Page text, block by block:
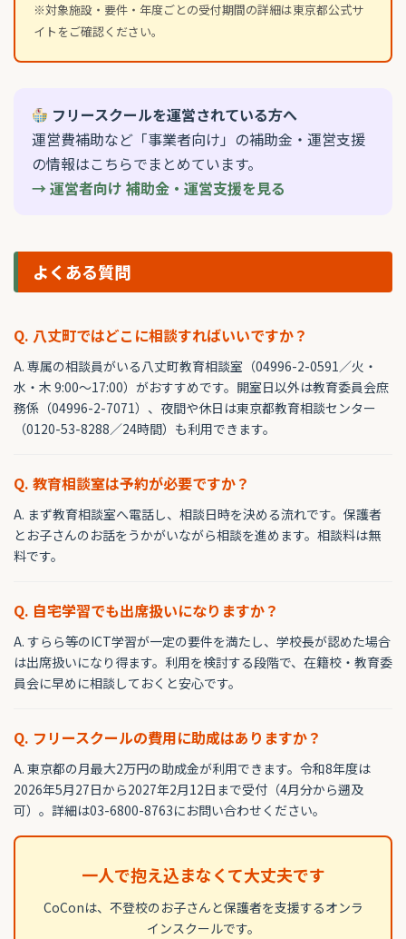
※対象施設・要件・年度ごとの受付期間の詳細は東京都公式サ
イトをご確認ください。
フリースクールを運営されている方へ
運営費補助など「事業者向け」の補助金・運営支援
の情報はこちらでまとめています。
→ 運営者向け 補助金・運営支援を見る
よくある質問
Q. 八丈町ではどこに相談すればいいですか？
A. 専属の相談員がいる八丈町教育相談室（04996-2-0591／火・
水・木 9:00〜17:00）がおすすめです。開室日以外は教育委員会庶
務係（04996-2-7071）、夜間や休日は東京都教育相談センター
（0120-53-8288／24時間）も利用できます。
Q. 教育相談室は予約が必要ですか？
A. まず教育相談室へ電話し、相談日時を決める流れです。保護者
とお子さんのお話をうかがいながら相談を進めます。相談料は無
料です。
Q. 自宅学習でも出席扱いになりますか？
A. すらら等のICT学習が一定の要件を満たし、学校長が認めた場合
は出席扱いになり得ます。利用を検討する段階で、在籍校・教育委
員会に早めに相談しておくと安心です。
Q. フリースクールの費用に助成はありますか？
A. 東京都の月最大2万円の助成金が利用できます。令和8年度は
2026年5月27日から2027年2月12日まで受付（4月分から遡及
可）。詳細は03-6800-8763にお問い合わせください。
一人で抱え込まなくて大丈夫です
CoConは、不登校のお子さんと保護者を支援するオンラ
インスクールです。